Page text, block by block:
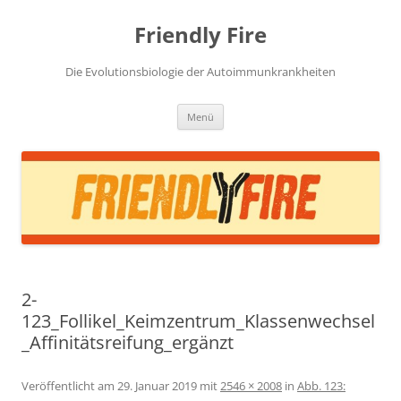
Friendly Fire
Die Evolutionsbiologie der Autoimmunkrankheiten
Menü
2-
123_Follikel_Keimzentrum_Klassenwechsel
_Affinitätsreifung_ergänzt
Veröffentlicht am 29. Januar 2019 mit2546 × 2008 in Abb. 123: